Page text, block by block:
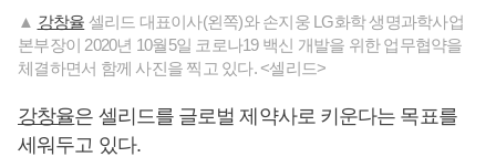
▲ 강창율 셀리드 대표이사(왼쪽)와 손지웅 LG화학 생명과학사업
본부장이 2020년 10월5일 코로나19 백신 개발을 위한 업무협약을
체결하면서 함께 사진을 찍고 있다. <셀리드>
강창율은 셀리드를 글로벌 제약사로 키운다는 목표를
세워두고 있다.